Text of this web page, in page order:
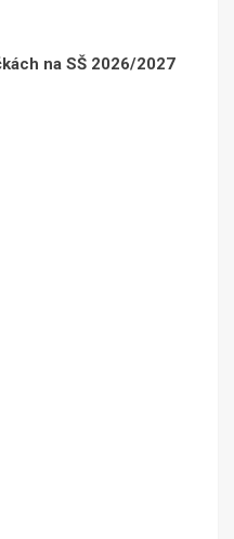
na SŠ 2026/2027